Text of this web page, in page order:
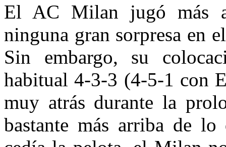
El AC Milan jugó más
ninguna gran sorpresa en
Sin embargo, su
habitual 4-3-3 (4-5-1 con
muy atrás durante la
bastante más arriba de lo